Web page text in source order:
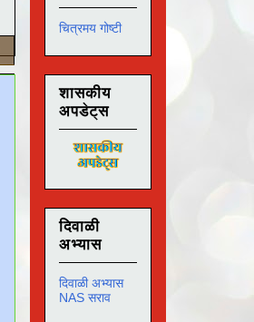
चित्रमय गोष्टी
शासकीय
अपडेट्स
दिवाळी
अभ्यास
दिवाळी अभ्यास
NAS सराव